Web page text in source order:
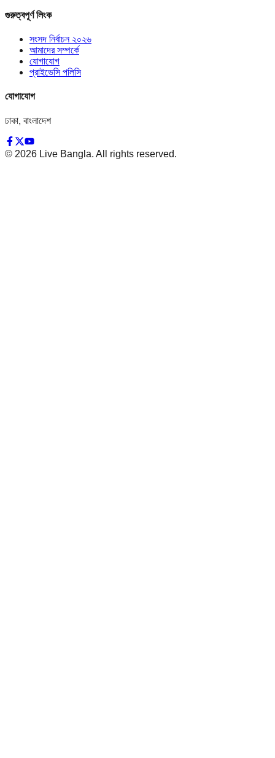
গুরুত্বপূর্ণ লিংক
সংসদ নির্বাচন ২০২৬
আমাদের সম্পর্কে
যোগাযোগ
প্রাইভেসি পলিসি
যোগাযোগ
ঢাকা, বাংলাদেশ
© 2026 Live Bangla. All rights reserved.